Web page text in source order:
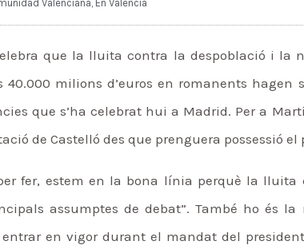
Valenciana En Valencià
que la lluita contra la despoblació i la
milions d’euros en romanents hagen
que s’ha celebrat hui a Madrid. Per a
de Castelló des que prenguera possessió el
fer, estem en la bona línia perquè la
assumptes de debat”. També ho és
en vigor durant el mandat del